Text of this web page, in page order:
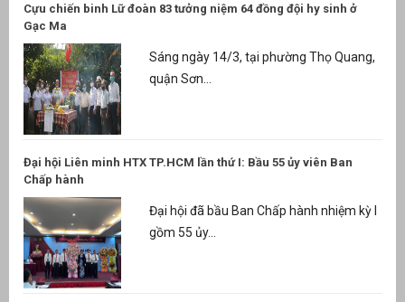
Cựu chiến binh Lữ đoàn 83 tưởng niệm 64 đồng đội hy sinh ở
Gạc Ma
Sáng ngày 14/3, tại phường Thọ Quang,
quận Sơn...
Đại hội Liên minh HTX TP.HCM lần thứ I: Bầu 55 ủy viên Ban
Chấp hành
Đại hội đã bầu Ban Chấp hành nhiệm kỳ I
gồm 55 ủy...